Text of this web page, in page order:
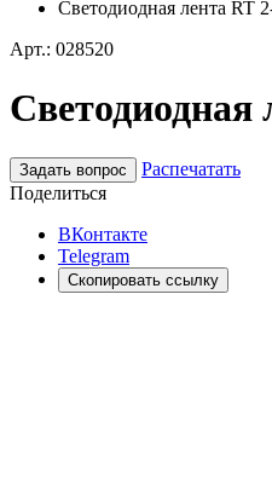
Светодиодная лента RT
Арт.: 028520
Задать вопрос
Распечатать
Поделиться
ВКонтакте
Telegram
Скопировать ссылку